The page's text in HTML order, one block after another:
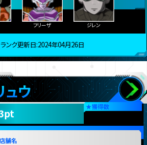
フリーザ ジレン
ランク更新日:2024年04月26日
ュウ
★獲得数
店舗名